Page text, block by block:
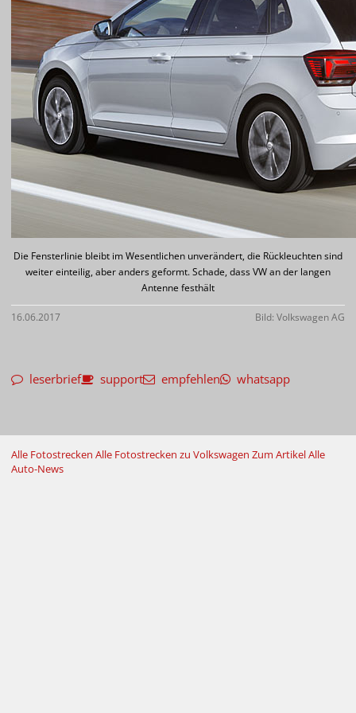
Die Fensterlinie bleibt im Wesentlichen unverändert, die Rückleuchten sind
weiter einteilig, aber anders geformt. Schade, dass VW an der langen
Antenne festhält
16.06.2017 Bild: Volkswagen AG
leserbrief support empfehlen whatsapp
Alle Fotostrecken Alle Fotostrecken zu Volkswagen Zum ArtikelAlle
Auto-News